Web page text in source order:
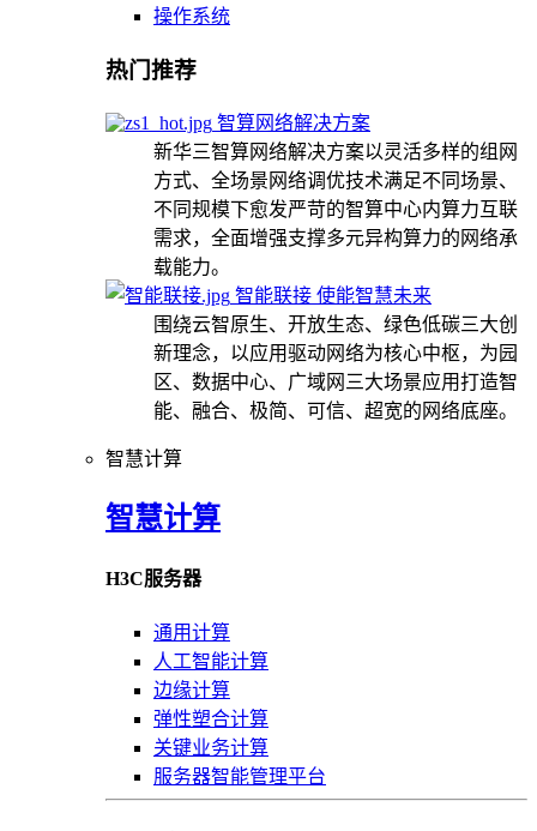
操作系统
热门推荐
智算网络解决方案
新华三智算网络解决方案以灵活多样的组网
方式、全场景网络调优技术满足不同场景、
不同规模下愈发严苛的智算中心内算力互联
需求，全面增强支撑多元异构算力的网络承
载能力。
智能联接 使能智慧未来
围绕云智原生、开放生态、绿色低碳三大创
新理念，以应用驱动网络为核心中枢，为园
区、数据中心、广域网三大场景应用打造智
能、融合、极简、可信、超宽的网络底座。
智慧计算
智慧计算
H3C服务器
通用计算
人工智能计算
边缘计算
弹性塑合计算
关键业务计算
服务器智能管理平台